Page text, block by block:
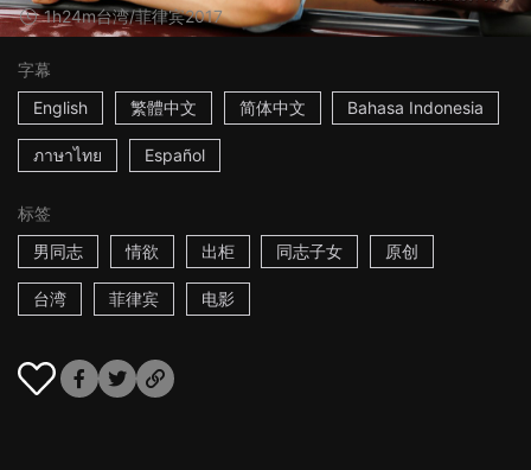
1h24m台湾/菲律宾2017
字幕
English
繁體中文 简体中文 Bahasa Indonesia
ภาษาไทย Español
标签
男同志
情欲 出柜 同志子女 原创
台湾 菲律宾 电影